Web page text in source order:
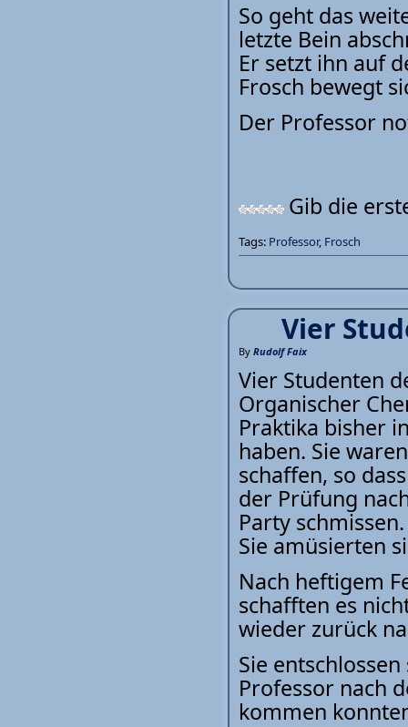
So geht das
letzte Bein
Er setzt ihn auf
Frosch bewegt
Der Professor
Gib die
Tags: Professor, Frosch
Vier
By Rudolf Faix
Vier Studenten
Organischer
Praktika bisher
haben. Sie
schaffen, so
der Prüfung
Party schmissen.
Sie amüsierten
Nach heftigem
schafften es
wieder zurück
Sie
Professor nach
kommen